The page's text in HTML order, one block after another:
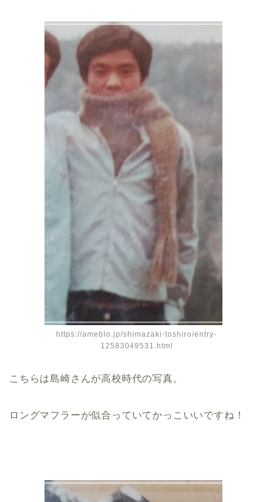
https://ameblo.jp/shimazaki-toshiro/entry-
12583049531.html
こちらは島崎さんが高校時代の写真。
ロングマフラーが似合っていてかっこいいですね！